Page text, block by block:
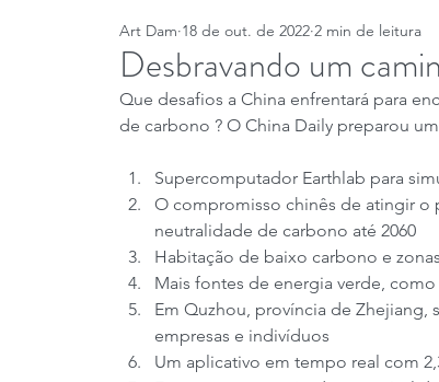
Desbravando um
Art Dam 18 de out. de 2022 2 min de leitura
Que desafios a China enfrentará para
de carbono ? O China Daily preparou
Supercomputador Earthlab para
O compromisso chinês de atingir o
neutralidade de carbono até 2060
Habitação de baixo carbono e
Mais fontes de energia verde,
Em Quzhou, província de Zhejiang,
empresas e indivíduos
Um aplicativo em tempo real com